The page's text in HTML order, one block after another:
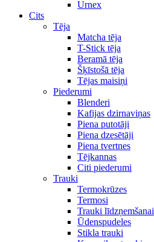
Urnex
Cits
Tēja
Matcha tēja
T-Stick tēja
Beramā tēja
Šķīstošā tēja
Tējas maisiņi
Piederumi
Blenderi
Kafijas dzirnaviņas
Piena putotāji
Piena dzesētāji
Piena tvertnes
Tējkannas
Citi piederumi
Trauki
Termokrūzes
Termosi
Trauki līdzņemšanai
Ūdenspudeles
Stikla trauki